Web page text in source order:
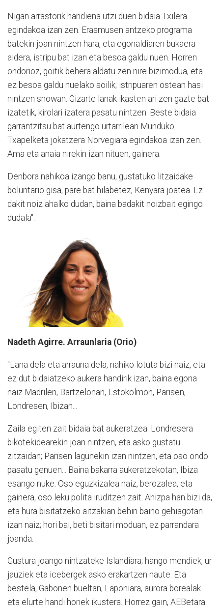
Nigan arrastorik handiena utzi duen bidaia Txilera
egindakoa izan zen. Erasmusen antzeko programa
batekin joan nintzen hara, eta egonaldiaren bukaera
aldera, istripu bat izan eta besoa galdu nuen. Horren
ondorioz, goitik behera aldatu zen nire bizimodua, eta
ez besoa galdu nuelako soilik; istripuaren ostean hasi
nintzen snowan. Gizarte lanak ikasten ari zen gazte bat
izatetik, kirolari izatera pasatu nintzen. Beste bidaia
garrantzitsu bat aurtengo urtarrilean Munduko
Txapelketa jokatzera Norvegiara egindakoa izan zen.
Ama eta anaia nirekin izan nituen, gainera.
Denbora nahikoa izango banu, gustatuko litzaidake
boluntario gisa, pare bat hilabetez, Kenyara joatea. Ez
dakit noiz ahalko dudan, baina badakit noizbait egingo
dudala".
Nadeth Agirre. Arraunlaria (Orio)
"Lana dela eta arrauna dela, nahiko lotuta bizi naiz, eta
ez dut bidaiatzeko aukera handirik izan, baina egona
naiz Madrilen, Bartzelonan, Estokolmon, Parisen,
Londresen, Ibizan...
Zaila egiten zait bidaia bat aukeratzea. Londresera
bikotekidearekin joan nintzen, eta asko gustatu
zitzaidan; Parisen lagunekin izan nintzen, eta oso ondo
pasatu genuen... Baina bakarra aukeratzekotan, Ibiza
esango nuke. Oso eguzkizalea naiz, berozalea, eta
gainera, oso leku polita iruditzen zait. Ahizpa han bizi da,
eta hura bisitatzeko aitzakian behin baino gehiagotan
izan naiz; hori bai, beti bisitari moduan, ez parrandara
joanda.
Gustura joango nintzateke Islandiara; hango mendiek, ur
jauziek eta icebergek asko erakartzen naute. Eta
bestela, Gabonen bueltan, Laponiara, aurora borealak
eta elurte handi horiek ikustera. Horrez gain, AEBetara